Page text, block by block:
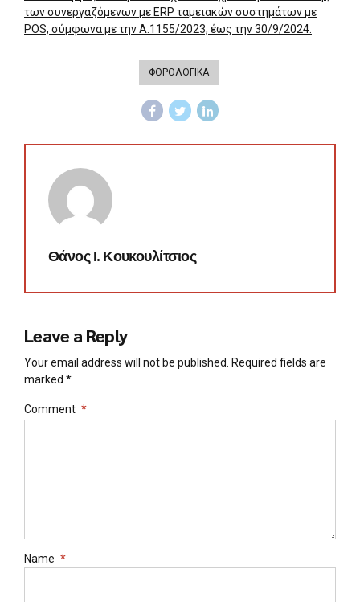
των συνεργαζόμενων με ERP ταμειακών συστημάτων με
POS, σύμφωνα με την Α.1155/2023, έως την 30/9/2024.
ΦΟΡΟΛΟΓΙΚΑ
Θάνος Ι. Κουκουλίτσιος
Leave a Reply
Your email address will not be published. Required fields are
marked *
Comment *
Name *